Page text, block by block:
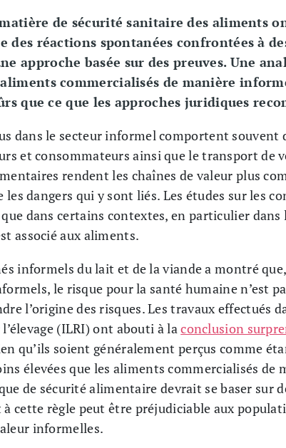
de sécurité sanitaire des aliments
réactions spontanées confrontées à
approche basée sur des preuves. Une
commercialisés de manière
que ce que les approches juridiques
dans le secteur informel comportent souvent
et consommateurs ainsi que le transport de
rendent les chaînes de valeur plus
dangers qui y sont liés. Les études sur les
dans certains contextes, en particulier dans
associé aux aliments.
informels du lait et de la viande a montré
le risque pour la santé humaine n’est
l’origine des risques. Les travaux effectués
(ILRI) ont abouti à laconclusion
qu’ils soient généralement perçus comme
élevées que les aliments commercialisés de
de sécurité alimentaire devrait se baser sur
cette règle peut être préjudiciable aux
informelles.